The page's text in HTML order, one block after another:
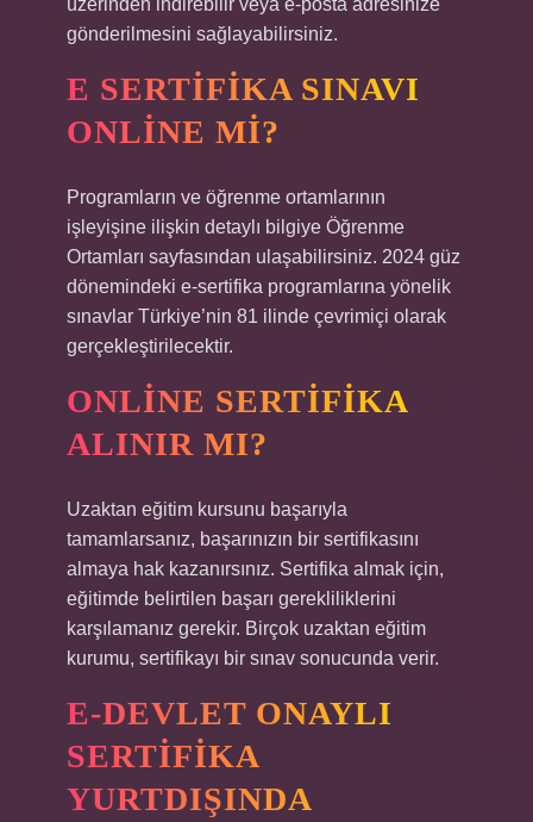
üzerinden indirebilir veya e-posta adresinize
gönderilmesini sağlayabilirsiniz.
E SERTIFIKA SINAVI
ONLINE MI?
Programların ve öğrenme ortamlarının
işleyişine ilişkin detaylı bilgiye Öğrenme
Ortamları sayfasından ulaşabilirsiniz. 2024 güz
dönemindeki e-sertifika programlarına yönelik
sınavlar Türkiye’nin 81 ilinde çevrimiçi olarak
gerçekleştirilecektir.
ONLINE SERTIFIKA
ALINIR MI?
Uzaktan eğitim kursunu başarıyla
tamamlarsanız, başarınızın bir sertifikasını
almaya hak kazanırsınız. Sertifika almak için,
eğitimde belirtilen başarı gerekliliklerini
karşılamanız gerekir. Birçok uzaktan eğitim
kurumu, sertifikayı bir sınav sonucunda verir.
E-DEVLET ONAYLI
SERTIFIKA
YURTDIŞINDA